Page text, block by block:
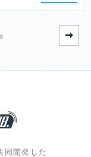
同開発した